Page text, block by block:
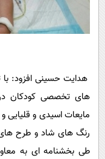
هدایت حسینی افزود: با
های تخصصی کودکان
مایعات اسیدی و قلیایی
رنگ های شاد و طرح
طی بخشنامه ای به